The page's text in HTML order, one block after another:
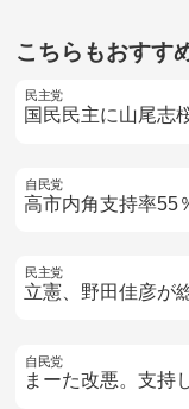
こちらもおすす
民主党
国民民主に山尾志
自民党
高市内角支持率55
民主党
立憲、野田佳彦が
自民党
まーた改悪。支持